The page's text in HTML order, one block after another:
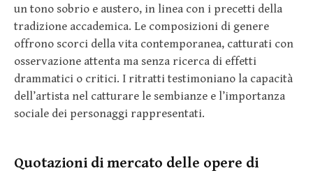
un tono sobrio e austero, in linea con i precetti della
tradizione accademica. Le composizioni di genere
offrono scorci della vita contemporanea, catturati con
osservazione attenta ma senza ricerca di effetti
drammatici o critici. I ritratti testimoniano la capacità
dell’artista nel catturare le sembianze e l’importanza
sociale dei personaggi rappresentati.
Quotazioni di mercato delle opere di